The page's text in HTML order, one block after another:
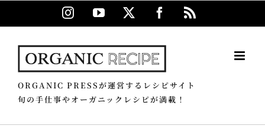
Instagram
YouTube Facebook
ORGANIC PRESSが運営するレシピサイト
旬の手仕事やオーガニックレシピが満載！